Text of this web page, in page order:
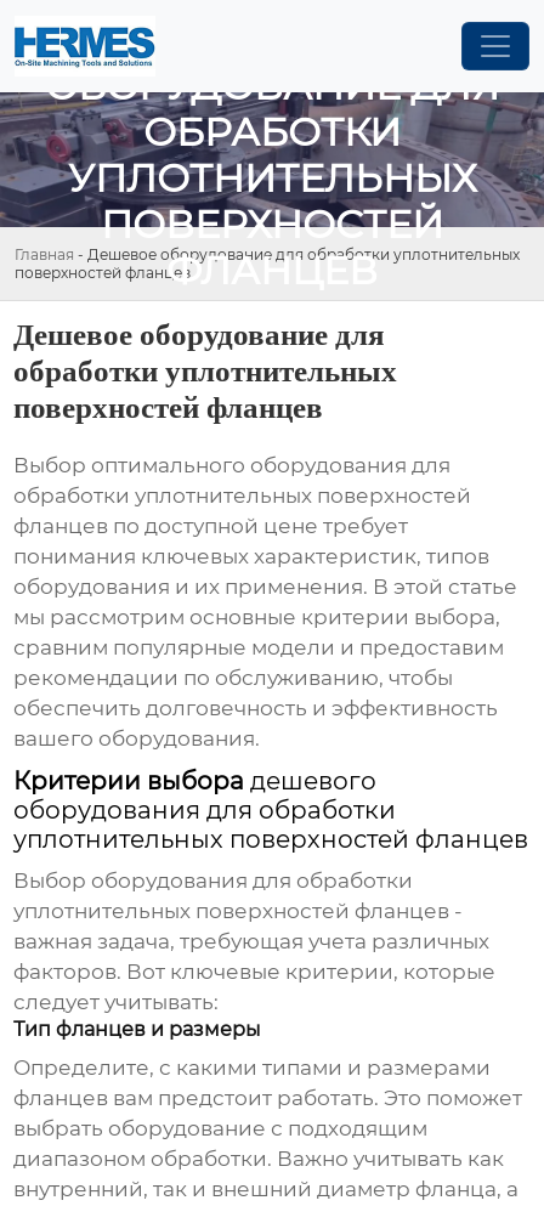
ОБОРУДОВАНИЕ ДЛЯ
ОБРАБОТКИ
УПЛОТНИТЕЛЬНЫХ
ПОВЕРХНОСТЕЙ
ФЛАНЦЕВ
Главная - Дешевое оборудование для обработки уплотнительных
поверхностей фланцев
Дешевое оборудование для
обработки уплотнительных
поверхностей фланцев
Выбор оптимального оборудования для
обработки уплотнительных поверхностей
фланцев по доступной цене требует
понимания ключевых характеристик, типов
оборудования и их применения. В этой статье
мы рассмотрим основные критерии выбора,
сравним популярные модели и предоставим
рекомендации по обслуживанию, чтобы
обеспечить долговечность и эффективность
вашего оборудования.
Критерии выборадешевого
оборудования для обработки
уплотнительных поверхностей фланцев
Выбор оборудования для обработки
уплотнительных поверхностей фланцев -
важная задача, требующая учета различных
факторов. Вот ключевые критерии, которые
следует учитывать:
Тип фланцев и размеры
Определите, с какими типами и размерами
фланцев вам предстоит работать. Это поможет
выбрать оборудование с подходящим
диапазоном обработки. Важно учитывать как
внутренний, так и внешний диаметр фланца, а